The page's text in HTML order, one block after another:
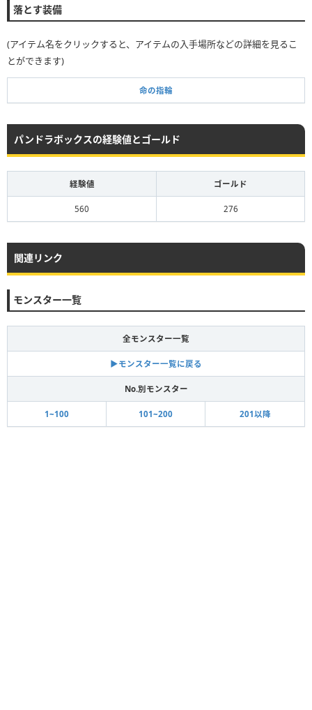
落とす装備
(アイテム名をクリックすると、アイテムの入手場所などの詳細を見るこ
とができます)
命の指輪
パンドラボックスの経験値とゴールド
経験値 ゴールド
560 276
関連リンク
モンスター一覧
全モンスター一覧
▶モンスター一覧に戻る
No.別モンスター
1~100 101~200 201以降